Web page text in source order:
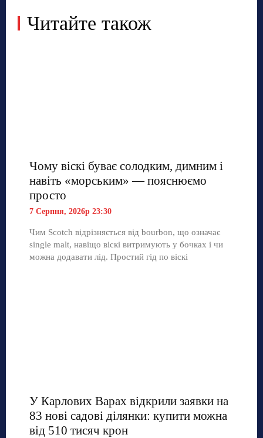
Читайте також
Чому віскі буває солодким, димним і
навіть «морським» — пояснюємо
просто
7 Серпня, 2026р 23:30
Чим Scotch відрізняється від bourbon, що означає
single malt, навіщо віскі витримують у бочках і чи
можна додавати лід. Простий гід по віскі
У Карлових Варах відкрили заявки на
83 нові садові ділянки: купити можна
від 510 тисяч крон